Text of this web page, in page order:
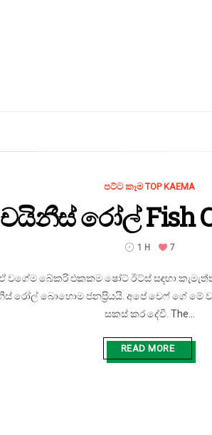
පට්ට කෑම TOP KAEMA
රෝල් Fish
1 H 7
වගේම බේකරි එකකම ෂෝට් ඊට්ස් සඳහා
රෝල් බොහොම ජනප්‍රියයි. අපේ චෙෆ් ගේ මේ
සකස් කර දේවි. The...
READ MORE